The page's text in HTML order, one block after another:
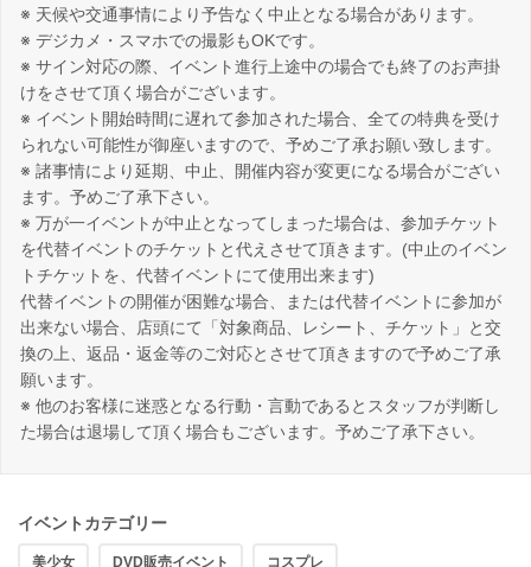
※ 天候や交通事情により予告なく中止となる場合があります。
※ デジカメ・スマホでの撮影もOKです。
※ サイン対応の際、イベント進行上途中の場合でも終了のお声掛
けをさせて頂く場合がございます。
※ イベント開始時間に遅れて参加された場合、全ての特典を受け
られない可能性が御座いますので、予めご了承お願い致します。
※ 諸事情により延期、中止、開催内容が変更になる場合がござい
ます。予めご了承下さい。
※ 万が一イベントが中止となってしまった場合は、参加チケット
を代替イベントのチケットと代えさせて頂きます。(中止のイベン
トチケットを、代替イベントにて使用出来ます)
代替イベントの開催が困難な場合、または代替イベントに参加が
出来ない場合、店頭にて「対象商品、レシート、チケット」と交
換の上、返品・返金等のご対応とさせて頂きますので予めご了承
願います。
※ 他のお客様に迷惑となる行動・言動であるとスタッフが判断し
た場合は退場して頂く場合もございます。予めご了承下さい。
イベントカテゴリー
美少女 DVD販売イベント コスプレ